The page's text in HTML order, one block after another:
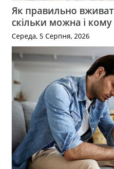
Як правильно
скільки можна і
Середа, 5 Серпня, 2026